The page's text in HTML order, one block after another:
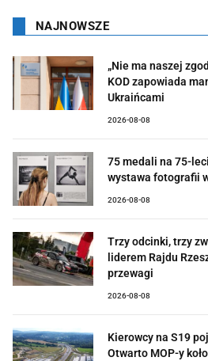
NAJNOWSZE
„Nie ma naszej
KOD zapowiada
Ukraińcami
2026-08-08
75 medali na 75-
wystawa fotografii
2026-08-08
Trzy odcinki, trzy
liderem Rajdu
przewagi
2026-08-08
Kierowcy na S19
Otwarto MOP-y